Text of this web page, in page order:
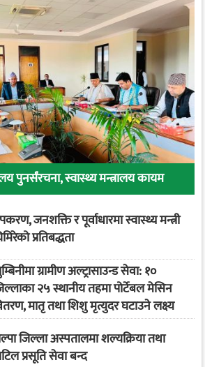
पुनर्संरचना, स्वास्थ्य मन्त्रालय कायम
जनशक्ति र पूर्वाधारमा स्वास्थ्य मन्त्री
प्रतिबद्धता
ग्रामीण अल्ट्रासाउन्ड सेवा: १०
२५ स्थानीय तहमा पोर्टेबल मेसिन
मातृ तथा शिशु मृत्युदर घटाउने लक्ष्य
जिल्ला अस्पतालमा शल्यक्रिया तथा
प्रसूति सेवा बन्द